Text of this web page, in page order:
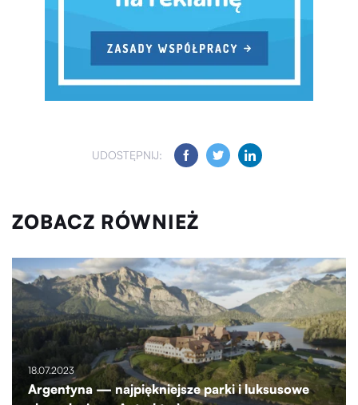
UDOSTĘPNIJ:
ZOBACZ RÓWNIEŻ
18.07.2023
Argentyna — najpiękniejsze parki i luksusowe